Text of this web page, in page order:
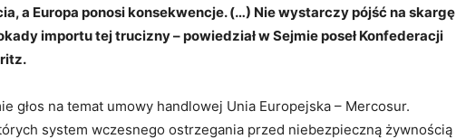
a Europa ponosi konsekwencje. (…) Nie wystarczy pójść na skargę
importu tej trucizny – powiedział w Sejmie poseł Konfederacji
głos na temat umowy handlowej Unia Europejska – Mercosur.
system wczesnego ostrzegania przed niebezpieczną żywnością